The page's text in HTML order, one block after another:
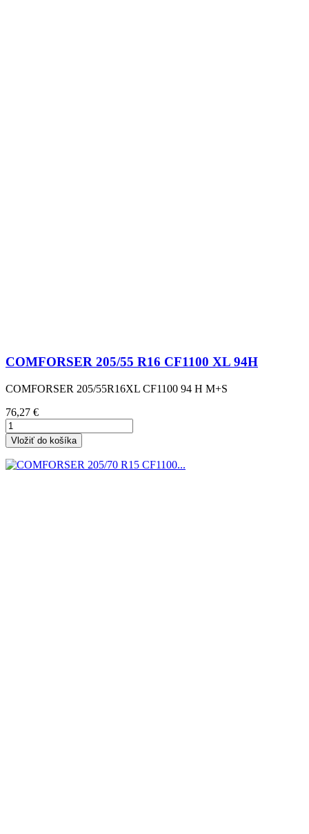
COMFORSER 205/55 R16 CF1100 XL 94H
COMFORSER 205/55R16XL CF1100 94 H M+S
Cena
76,27 €
Vložiť do košíka